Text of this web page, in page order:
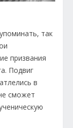
так
призвания
Подвиг
в
сможет